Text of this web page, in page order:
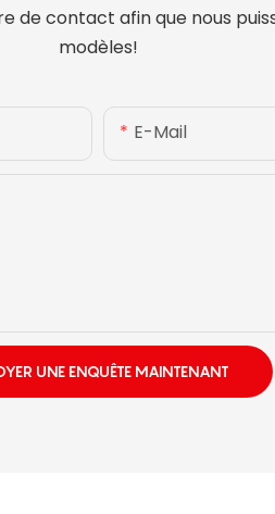
contact afin que nous
modèles!
E-Mail
UNE ENQUÊTE MAINTENANT